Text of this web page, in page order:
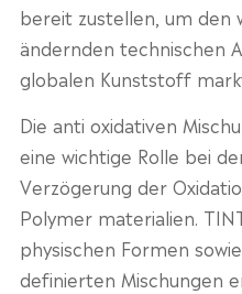
bereit zustellen, um den
ändernden technischen
globalen Kunststoff
Die anti oxidativen
eine wichtige Rolle bei
Verzögerung der
Polymer materialien.
physischen Formen
definierten Mischungen